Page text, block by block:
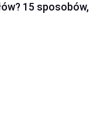
15 sposobów,